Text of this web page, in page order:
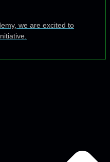
we are excited to